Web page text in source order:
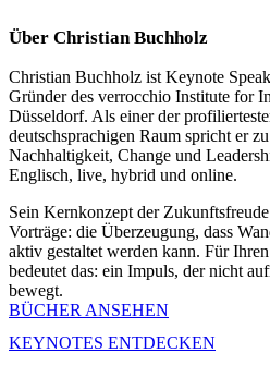
Über Christian Buchholz
Christian Buchholz ist Keynote
Gründer des verrocchio Institute for
Düsseldorf. Als einer der
deutschsprachigen Raum spricht er
Nachhaltigkeit, Change und
Englisch, live, hybrid und online.
Sein Kernkonzept der
Vorträge: die Überzeugung, dass
aktiv gestaltet werden kann. Für
bedeutet das: ein Impuls, der nicht
bewegt.
BÜCHER ANSEHEN
KEYNOTES ENTDECKEN